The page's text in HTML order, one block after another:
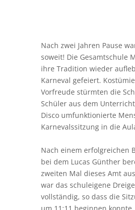
Nach einem erfolgreichen
bei dem Lucas Günther
zweiten Mal dieses Amt
war das schuleigene
vollständig, so dass die
um 11:11 beginnen konnte.
Prinz Heesen I., unsere
Raindine I. sowie unser
empfingen zahlreiche
Jahrgangsstufen mit tollen
Tanzeinlagen und
unsere selbst kreierten
ihre besonders
Neben den Flamingos im